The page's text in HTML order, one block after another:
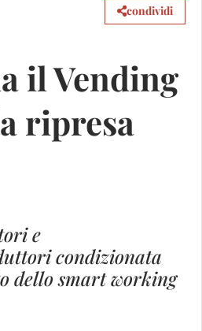
condividi
il Vending
ripresa
e
condizionata
dello smart working